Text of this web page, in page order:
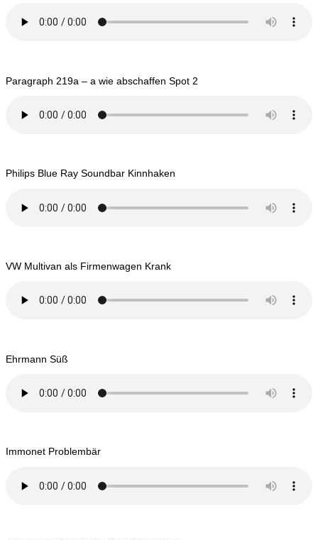
Paragraph 219a – a wie abschaffen Spot 2
Philips Blue Ray Soundbar Kinnhaken
VW Multivan als Firmenwagen Krank
Ehrmann Süß
Immonet Problembär